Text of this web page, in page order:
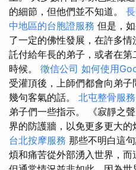
的細節，但他們並不知道。
中地區的台胞證服務 但是，
了一定的佛性發展，在許多
託付給年長的弟子，或者在
時候。 徵信公司 如何使用
受灌頂後，上師們都會向弟
幾句客氣的話。 北屯整骨服務
弟子們一些指示。 《寂靜之
界的防護牆，以免更多更大的
台北按摩服務 那些不明白這
煩和痛苦從外部湧入世界，而